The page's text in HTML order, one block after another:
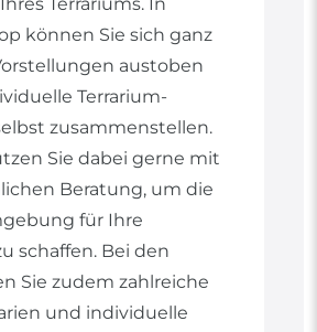
können Sie sich ganz
austoben
Terrarium-
zusammenstellen.
Sie dabei gerne mit
Beratung, um die
für Ihre
schaffen. Bei den
Sie zudem zahlreiche
und individuelle